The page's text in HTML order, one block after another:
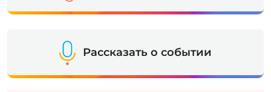
Рассказать о событии